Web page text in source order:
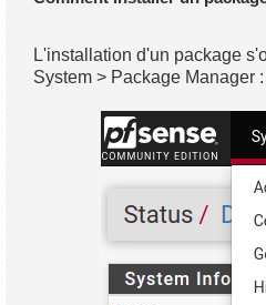
L'installation d'un package
System > Package Manager :